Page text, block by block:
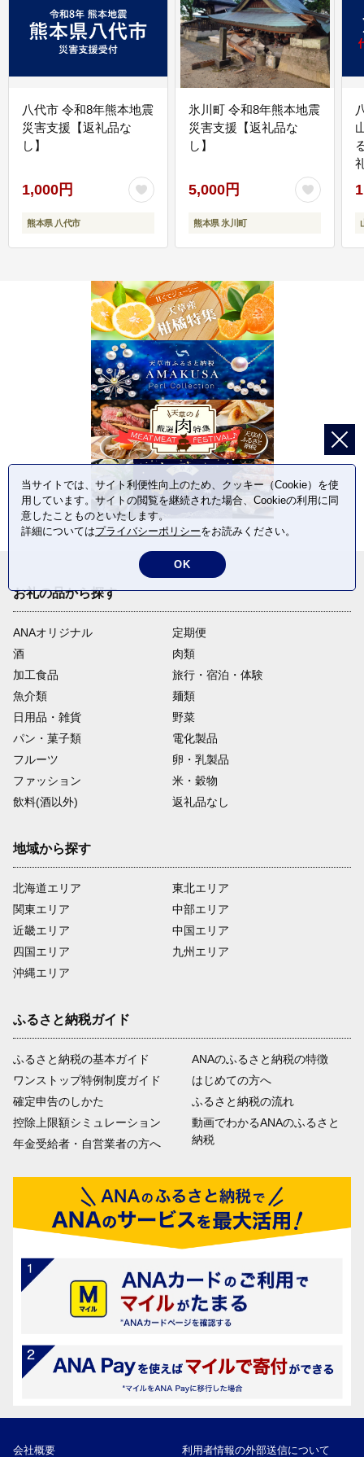
八代市 令和8年熊本地震
災害支援【返礼品な
し】
1,000円
熊本県 八代市
氷川町 令和8年熊本地震
災害支援【返礼品な
し】
5,000円
熊本県 氷川町
お礼の品から探す
ANAオリジナル
定期便
酒
肉類
加工食品
旅行・宿泊・体験
魚介類
麺類
日用品・雑貨
野菜
パン・菓子類
電化製品
フルーツ
卵・乳製品
ファッション
米・穀物
飲料(酒以外)
返礼品なし
地域から探す
北海道エリア
関東エリア
近畿エリア
四国エリア
沖縄エリア
東北エリア
中部エリア
中国エリア
九州エリア
ふるさと納税ガイド
ふるさと納税の基本ガイド
ワンストップ特例制度ガイド
確定申告のしかた
控除上限額シミュレーション
年金受給者・自営業者の方へ
ANAのふるさと納税の特徴
はじめての方へ
ふるさと納税の流れ
動画でわかるANAのふるさと
納税
会社概要 利用者情報の外部送信について
当サイトでは、サイト利便性向上のため、クッキー（Cookie）を使
用しています。サイトの閲覧を継続された場合、Cookieの利用に同
意したことものといたします。
詳細についてはプライバシーポリシーをお読みください。
OK